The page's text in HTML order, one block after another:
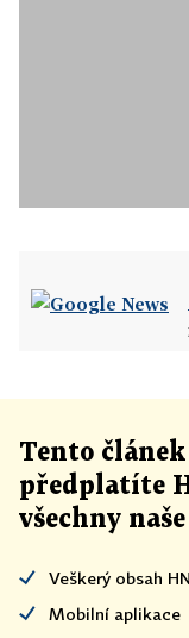
Tento článek
předplatíte
všechny
Veškerý obsah
Mobilní aplikace